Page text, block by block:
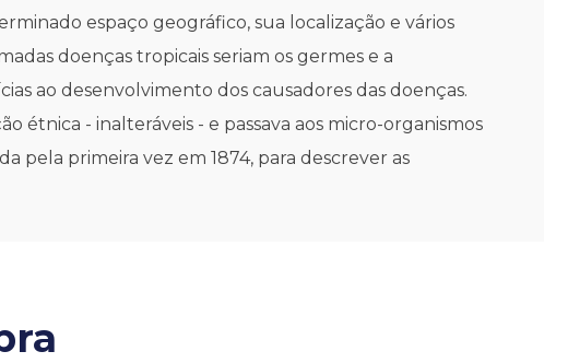
espaço geográfico, sua localização e vários
doenças tropicais seriam os germes e a
ao desenvolvimento dos causadores das doenças.
étnica - inalteráveis - e passava aos micro-organismos
pela primeira vez em 1874, para descrever as